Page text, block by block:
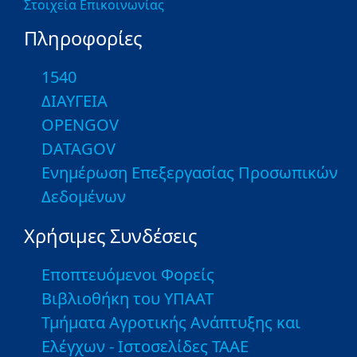
Στοιχεία Επικοινωνίας
Πληροφορίες
1540
ΔΙΑΥΓΕΙΑ
OPENGOV
DATAGOV
Ενημέρωση Επεξεργασίας Προσωπικών
Δεδομένων
Χρήσιμες Συνδέσεις
Εποπτευόμενοι Φορείς
Βιβλιοθήκη του ΥΠΑΑΤ
Τμήματα Αγροτικής Ανάπτυξης και
Ελέγχων - Ιστοσελίδες ΤΑΑΕ